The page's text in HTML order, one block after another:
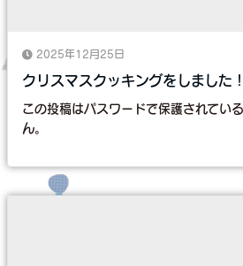
2025年12月25日
クリスマスクッキングをしました！
この投稿はパスワードで保護されてい
ん。